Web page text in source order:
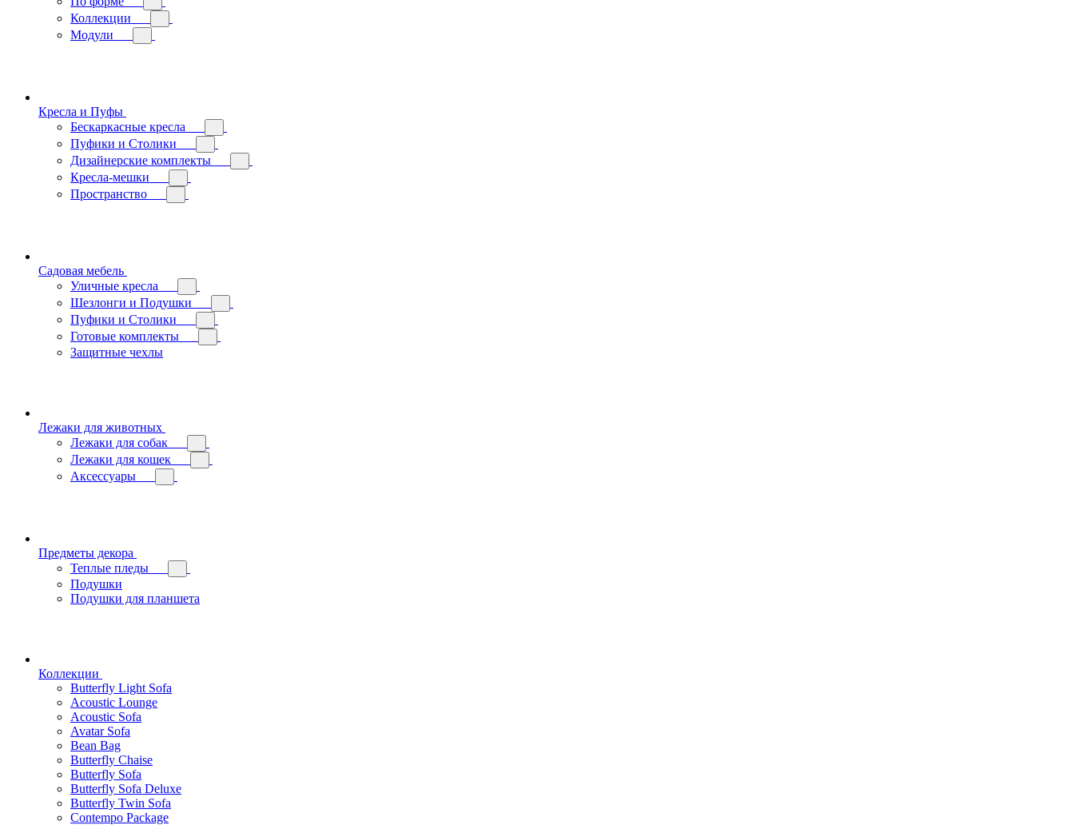
Коллекции
Модули
Кресла и Пуфы
Бескаркасные кресла
Пуфики и Столики
Дизайнерские комплекты
Кресла-мешки
Пространство
Садовая мебель
Уличные кресла
Шезлонги и Подушки
Пуфики и Столики
Готовые комплекты
Защитные чехлы
Лежаки для животных
Лежаки для собак
Лежаки для кошек
Аксессуары
Предметы декора
Теплые пледы
Подушки
Подушки для планшета
Коллекции
Butterfly Light Sofa
Acoustic Lounge
Acoustic Sofa
Avatar Sofa
Bean Bag
Butterfly Chaise
Butterfly Sofa
Butterfly Sofa Deluxe
Butterfly Twin Sofa
Contempo Package